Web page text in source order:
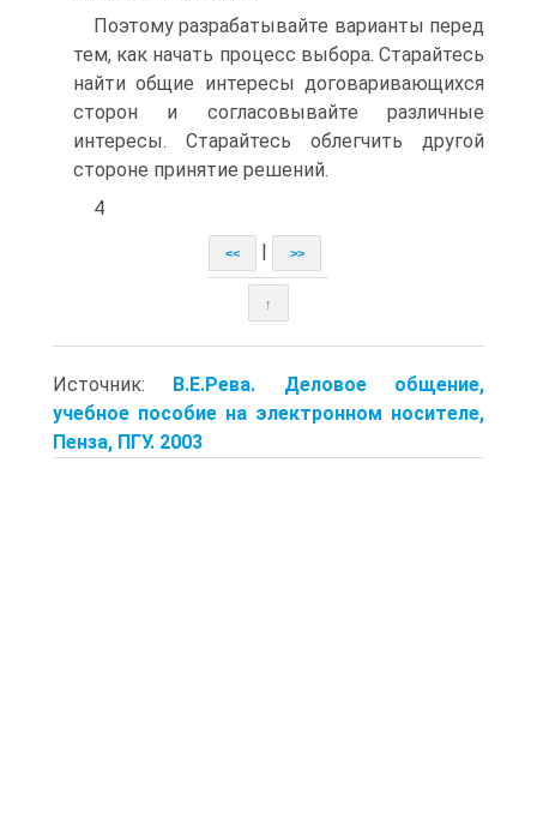
Поэтому разрабатывайте варианты перед
тем, как начать процесс выбора. Старайтесь
найти общие интересы договаривающихся
сторон и согласовывайте различные
интересы. Старайтесь облегчить другой
стороне принятие решений.
4
<< >>
↑
Источник: В.Е.Рева. Деловое общение,
учебное пособие на электронном носителе,
Пенза, ПГУ. 2003